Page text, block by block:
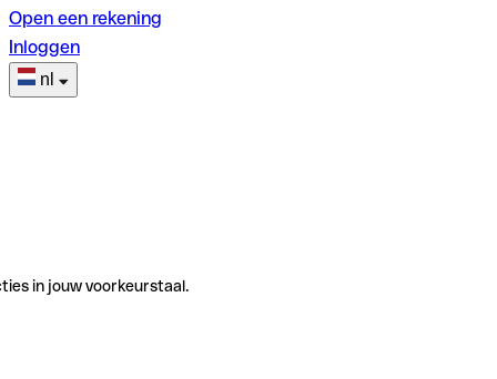
Open een rekening
Inloggen
nl
in jouw voorkeurstaal.